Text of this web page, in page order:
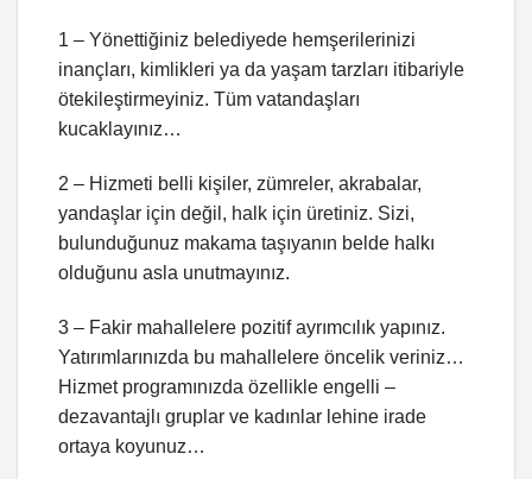
1 – Yönettiğiniz belediyede hemşerilerinizi
inançları, kimlikleri ya da yaşam tarzları itibariyle
ötekileştirmeyiniz. Tüm vatandaşları
kucaklayınız…
2 – Hizmeti belli kişiler, zümreler, akrabalar,
yandaşlar için değil, halk için üretiniz. Sizi,
bulunduğunuz makama taşıyanın belde halkı
olduğunu asla unutmayınız.
3 – Fakir mahallelere pozitif ayrımcılık yapınız.
Yatırımlarınızda bu mahallelere öncelik veriniz…
Hizmet programınızda özellikle engelli –
dezavantajlı gruplar ve kadınlar lehine irade
ortaya koyunuz…